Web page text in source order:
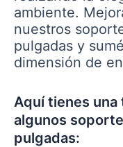
ambiente.
nuestros
pulgadas y
dimensión de
Aquí tienes
algunos
pulgadas: